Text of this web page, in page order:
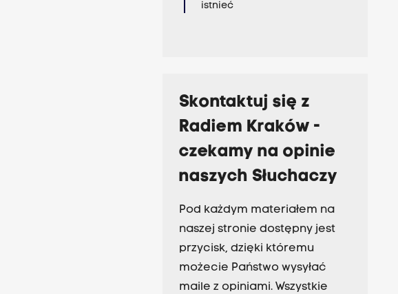
istnieć
Skontaktuj się z
Radiem Kraków -
czekamy na opinie
naszych Słuchaczy
Pod każdym materiałem na
naszej stronie dostępny jest
przycisk, dzięki któremu
możecie Państwo wysyłać
maile z opiniami. Wszystkie